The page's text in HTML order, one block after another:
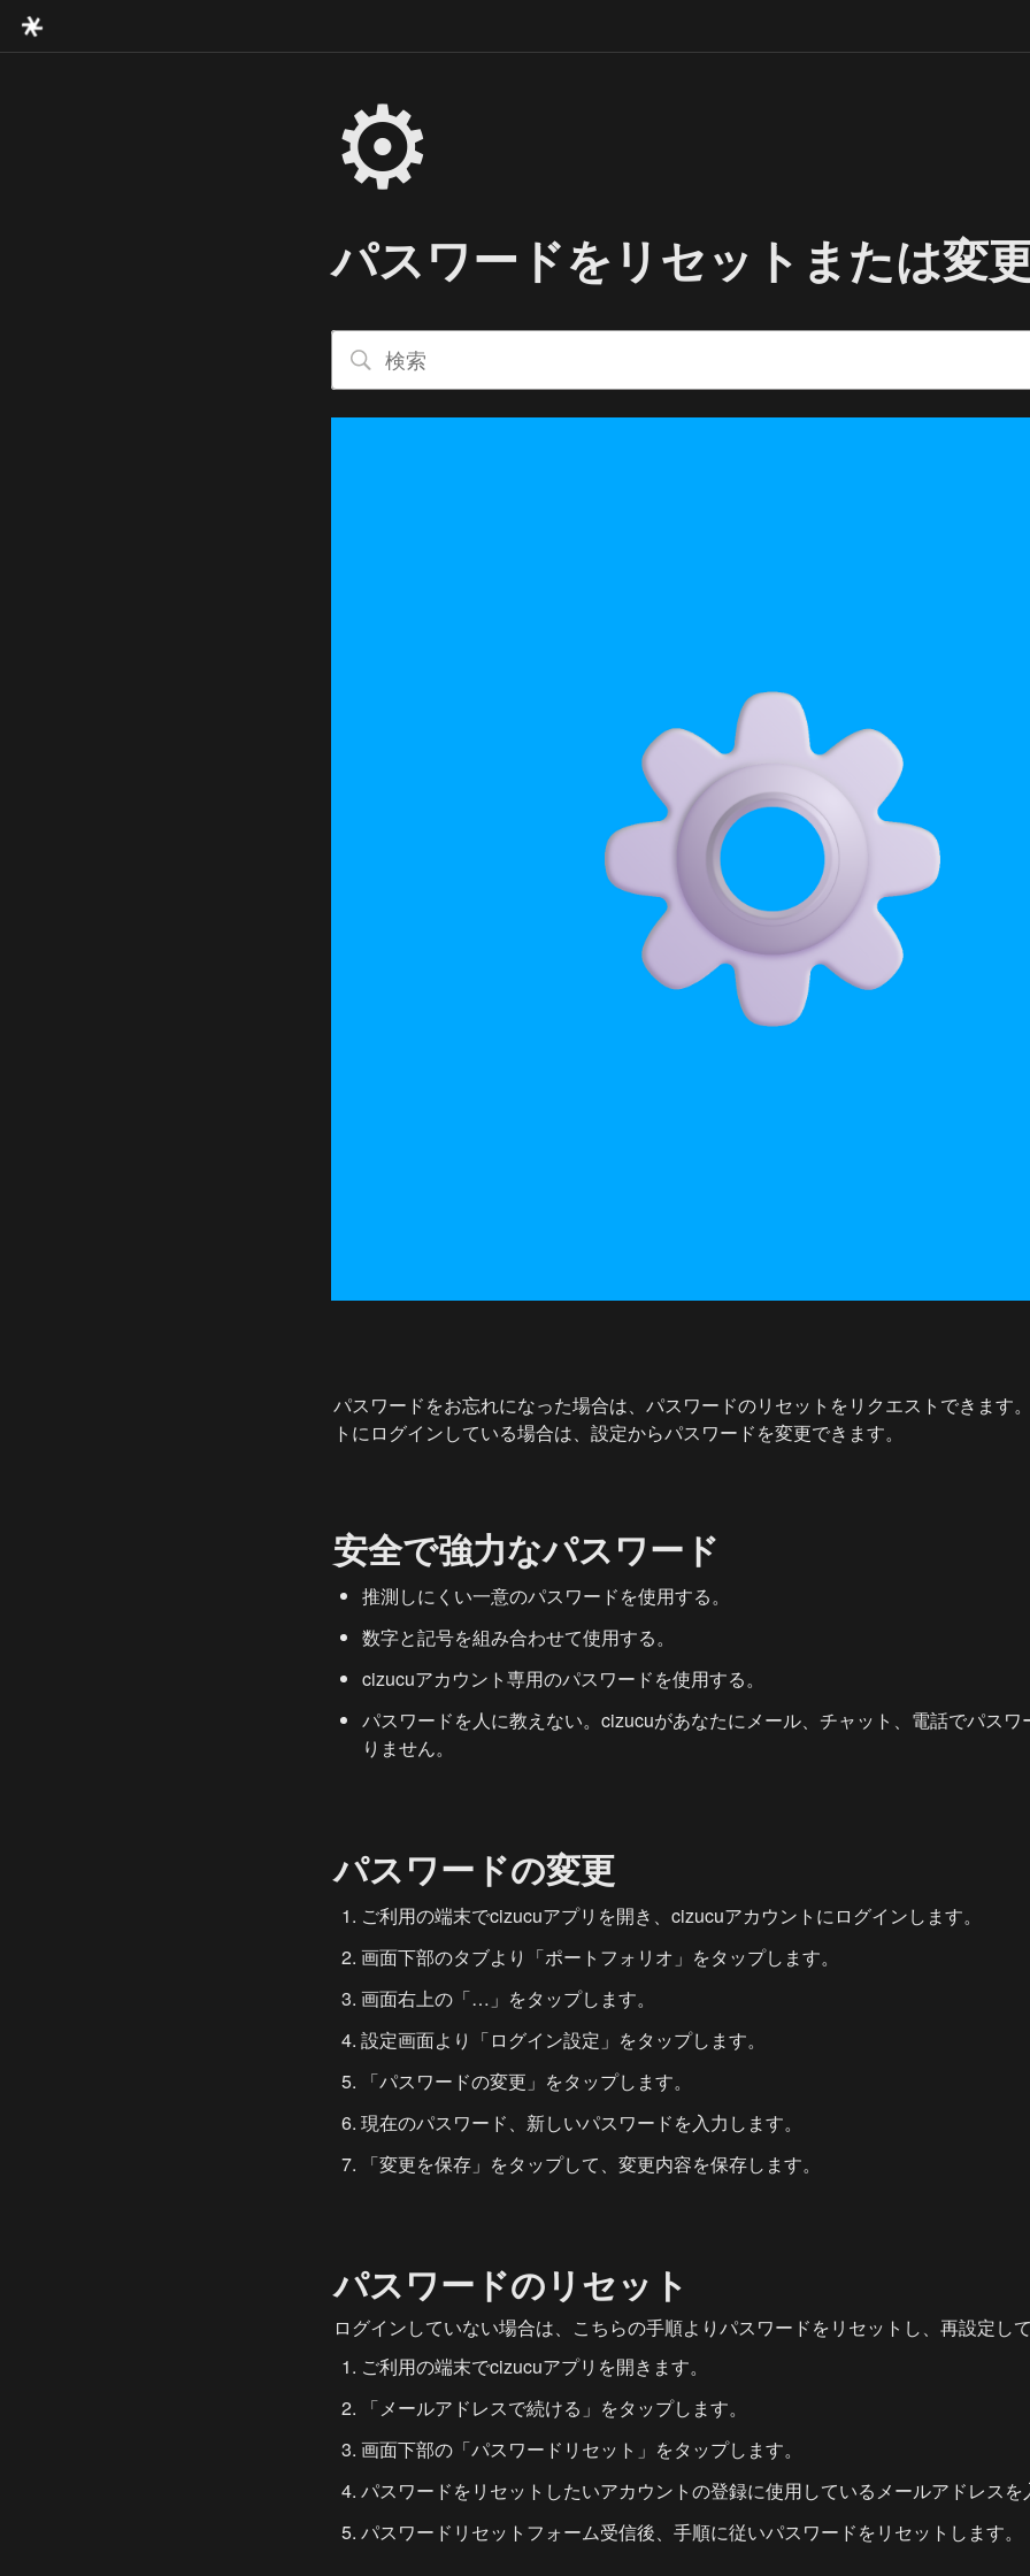
⚙️
パスワードをリセットまたは変
パスワードをお忘れになった場合は、パスワードのリセットをリクエストできます
トにログインしている場合は、設定からパスワードを変更できます。
安全で強力なパスワード
推測しにくい一意のパスワードを使用する。
数字と記号を組み合わせて使用する。
cizucuアカウント専用のパスワードを使用する。
パスワードを人に教えない。cizucuがあなたにメール、チャット、電話でパスワ
りません。
パスワードの変更
ご利用の端末でcizucuアプリを開き、cizucuアカウントにログインします。
画面下部のタブより「ポートフォリオ」をタップします。
画面右上の「…」をタップします。
設定画面より「ログイン設定」をタップします。
「パスワードの変更」をタップします。
現在のパスワード、新しいパスワードを入力します。
「変更を保存」をタップして、変更内容を保存します。
パスワードのリセット
ログインしていない場合は、こちらの手順よりパスワードをリセットし、再設定して
ご利用の端末でcizucuアプリを開きます。
「メールアドレスで続ける」をタップします。
画面下部の「パスワードリセット」をタップします。
パスワードをリセットしたいアカウントの登録に使用しているメールアドレスを
パスワードリセットフォーム受信後、手順に従いパスワードをリセットします。